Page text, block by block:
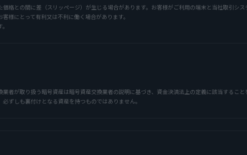
格との間に差（スリッページ）が生じる場合があります。お客様がご利用の端末と当社取引シ
様にとって有利又は不利に働く場合があります。
者が取り扱う暗号資産は暗号資産交換業者の説明に基づき、資金決済法上の定義に該当するこ
ずしも裏付けとなる資産を持つものではありません。